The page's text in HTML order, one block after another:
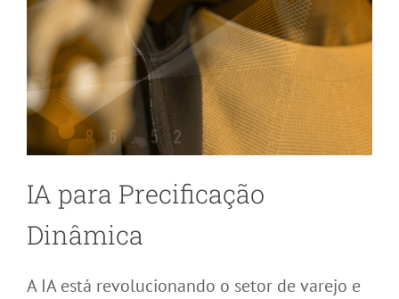
IA para Precificação
Dinâmica
A IA está revolucionando o setor de varejo e